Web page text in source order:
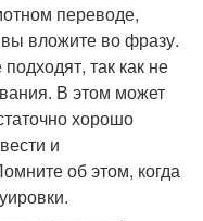
переводе,
вложите во фразу.
так как не
В этом может
хорошо
и
об этом, когда